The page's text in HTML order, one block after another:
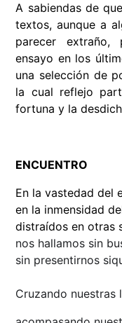
A sabiendas de
textos, aunque a
parecer
ensayo en los
una selección de
la cual reflejo
fortuna y la
ENCUENTRO
En la vastedad del
en la inmensidad
distraídos en otras
nos hallamos sin
sin presentirnos
Cruzando nuestras